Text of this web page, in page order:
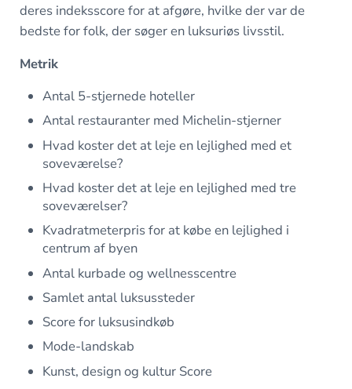
deres indeksscore for at afgøre, hvilke der var de
bedste for folk, der søger en luksuriøs livsstil.
Metrik
Antal 5-stjernede hoteller
Antal restauranter med Michelin-stjerner
Hvad koster det at leje en lejlighed med et
soveværelse?
Hvad koster det at leje en lejlighed med tre
soveværelser?
Kvadratmeterpris for at købe en lejlighed i
centrum af byen
Antal kurbade og wellnesscentre
Samlet antal luksussteder
Score for luksusindkøb
Mode-landskab
Kunst, design og kultur Score